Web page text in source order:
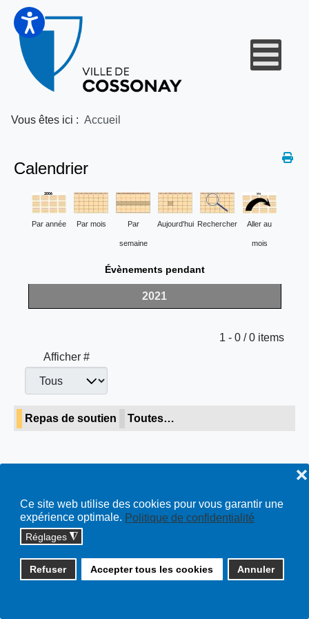
Ce site web utilise des cookies pour vous garantir une
expérience optimale. Politique de confidentialité
Réglages ◮
Refuser Accepter tous les cookies Annuler
❌
Vous êtes ici : Accueil
Calendrier
Par année Par mois Par
semaine
Aujourd'hui Rechercher Aller au
mois
Évènements pendant
2021
Limite de la pagination
1 - 0 / 0 items
Afficher #
Repas de soutien Toutes…
Copyright © 2026 cossonay.ch - tous droits réservés | site :
solutions informatiques
Plan du site